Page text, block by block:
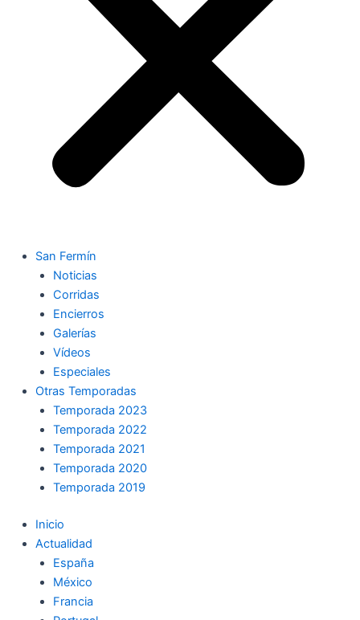
San Fermín
Noticias
Corridas
Encierros
Galerías
Vídeos
Especiales
Otras Temporadas
Temporada 2023
Temporada 2022
Temporada 2021
Temporada 2020
Temporada 2019
Inicio
Actualidad
España
México
Francia